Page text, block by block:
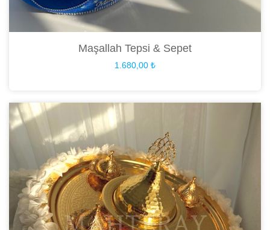
Maşallah Tepsi & Sepet
1.680,00 ₺